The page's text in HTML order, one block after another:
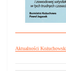
Aktualności